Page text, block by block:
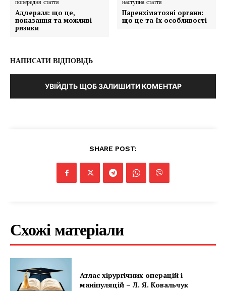
портал
SUBSCRIBE NOW
Про нас
Мій акаунт
Медичні книги
попередня стаття
Аддералл: що це,
показання та можливі
ризики
наступна стаття
Паренхіматозні органи:
що це та їх особливості
НАПИСАТИ ВІДПОВІДЬ
УВІЙДІТЬ ЩОБ ЗАЛИШИТИ КОМЕНТАР
SHARE POST:
Схожі матеріали
Атлас хірургічних операцій і
маніпуляцій – Л. Я. Ковальчук